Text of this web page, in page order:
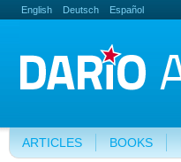
English Deutsch Español
ARTICLES BOOKS